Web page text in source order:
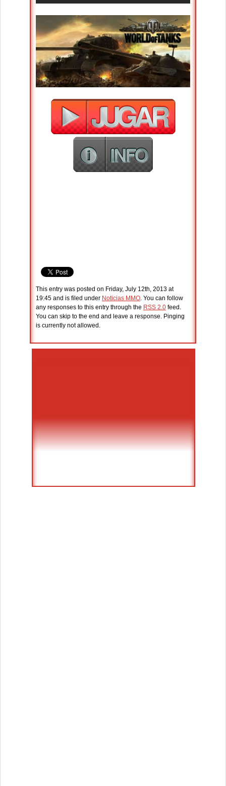
This entry was posted on Friday, July 12th, 2013 at
19:45 and is filed under Noticias MMO. You can follow
any responses to this entry through the RSS 2.0 feed.
You can skip to the end and leave a response. Pinging
is currently not allowed.